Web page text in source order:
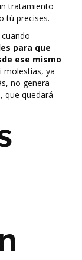
tratamiento
tú precises.
para que
ese mismo
molestias, ya
no genera
que quedará